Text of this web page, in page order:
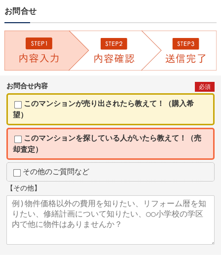
お問合せ
お問合せ内容 必須
このマンションが売り出されたら教えて！（購入希
望）
このマンションを探している人がいたら教えて！（売
却査定）
その他のご質問など
【その他】